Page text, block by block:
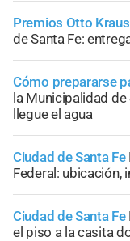
Premios Otto
de Santa Fe:
Cómo prepararse
la Municipalidad de
llegue el agua
Ciudad de Santa Fe
Federal: ubicación,
Ciudad de Santa Fe
el piso a la casita